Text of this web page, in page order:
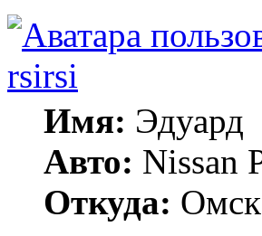
rsirsi
Имя: Эдуард
Авто: Nissan
Откуда: Омск